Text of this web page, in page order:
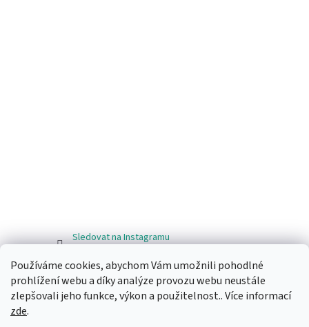
Používáme cookies, abychom Vám umožnili pohodlné
prohlížení webu a díky analýze provozu webu neustále
zlepšovali jeho funkce, výkon a použitelnost.. Více informací
zde.
Sledovat na Instagramu
Facebook